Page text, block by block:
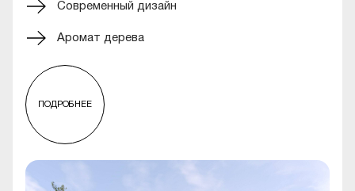
Современный дизайн
Аромат дерева
ПОДРОБНЕЕ